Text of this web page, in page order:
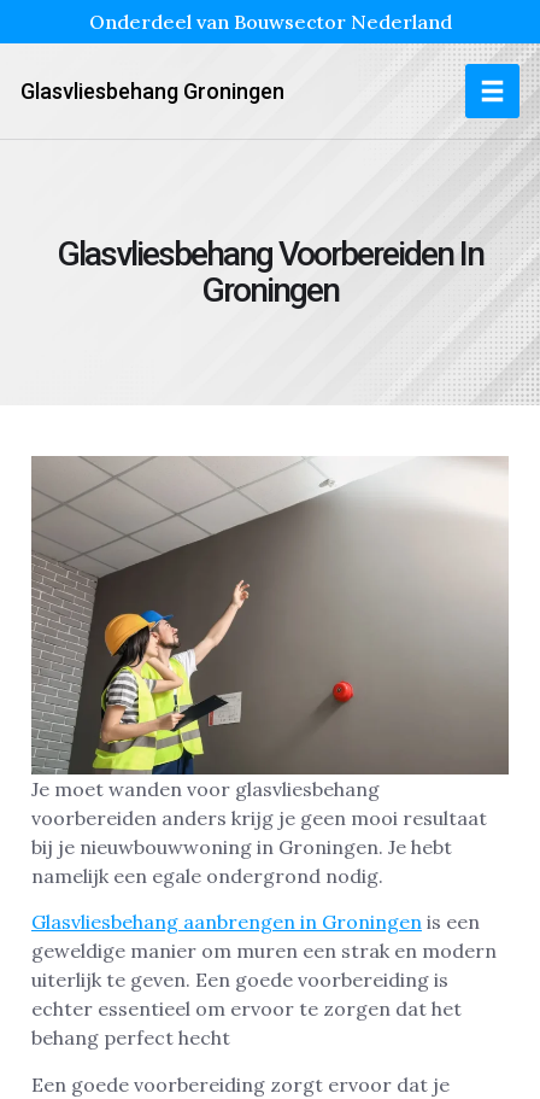
Onderdeel van Bouwsector Nederland
Glasvliesbehang Groningen
Glasvliesbehang Voorbereiden In
Groningen
Je moet wanden voor glasvliesbehang
voorbereiden anders krijg je geen mooi resultaat
bij je nieuwbouwwoning in Groningen. Je hebt
namelijk een egale ondergrond nodig.
Glasvliesbehang aanbrengen in Groningen is een
geweldige manier om muren een strak en modern
uiterlijk te geven. Een goede voorbereiding is
echter essentieel om ervoor te zorgen dat het
behang perfect hecht
Een goede voorbereiding zorgt ervoor dat je